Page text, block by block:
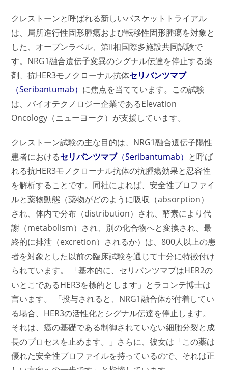
クレストーンと呼ばれる新しいバスケットトライアル
は、局所進行性固形腫瘍および転移性固形腫瘍を対象と
した、オープンラベル、第II相国際多施設共同試験で
す。NRG1融合遺伝子変異のシグナル伝達を停止する薬
剤、抗HER3モノクローナル抗体セリバンツマブ
（Seribantumab） に焦点を当てています。この試験
は、バイオテクノロジー企業であるElevation
Oncology（ニューヨーク）が支援しています。
クレストーン試験の主な目的は、NRG1融合遺伝子陽性
患者におけるセリバンツマブ（Seribantumab） と呼ば
れる抗HER3モノクローナル抗体の抗腫瘍効果と忍容性
を解析することです。同社によれば、安全性プロファイ
ルと薬物動態（薬物がどのように吸収（absorption）
され、体内で分布（distribution）され、酵素により代
謝（metabolism）され、別の化合物へと変換され、最
終的に排泄（excretion）されるか）は、800人以上の患
者を対象とした以前の臨床試験を通じて十分に特徴付け
られています。 「基本的に、セリバンツマブはHER2の
いとこであるHER3を標的とします」とラコンテ博士は
言います。 「投与されると、NRG1融合体が付着してい
る場合、HER3の活性化とシグナル伝達を停止します。
それは、癌の基礎である制御されていない細胞分裂と成
長のプロセスを止めます。」さらに、彼女は「この薬は
優れた安全性プロファイルを持っているので、それは正